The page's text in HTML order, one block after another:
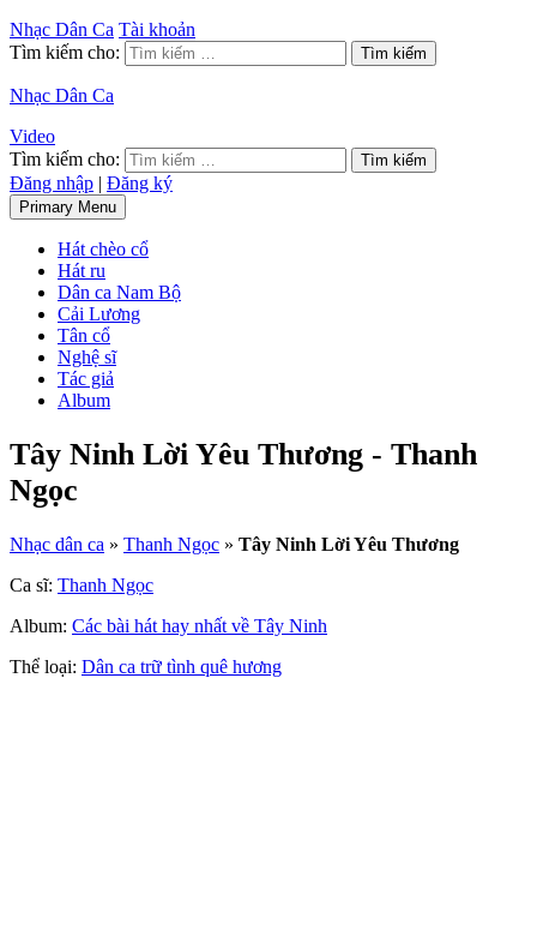
Nhạc Dân Ca Tài khoản
Tìm kiếm cho:
Nhạc Dân Ca
Video
Tìm kiếm cho:
Đăng nhập | Đăng ký
Primary Menu
Hát chèo cổ
Hát ru
Dân ca Nam Bộ
Cải Lương
Tân cổ
Nghệ sĩ
Tác giả
Album
Tây Ninh Lời Yêu Thương - Thanh
Ngọc
Nhạc dân ca » Thanh Ngọc » Tây Ninh Lời Yêu Thương
Ca sĩ: Thanh Ngọc
Album: Các bài hát hay nhất về Tây Ninh
Thể loại: Dân ca trữ tình quê hương